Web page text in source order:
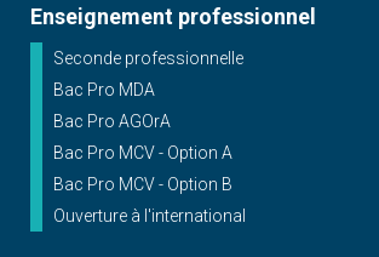
Enseignement professionnel
Seconde professionnelle
Bac Pro MDA
Bac Pro AGOrA
Bac Pro MCV - Option A
Bac Pro MCV - Option B
Ouverture à l'international